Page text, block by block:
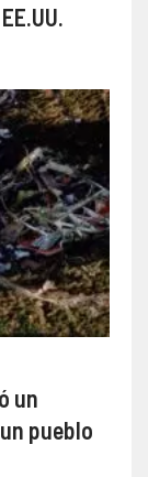
un
pueblo